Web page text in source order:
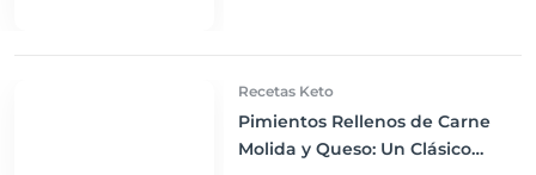
Recetas Keto
Pimientos Rellenos de Carne
Molida y Queso: Un Clásico